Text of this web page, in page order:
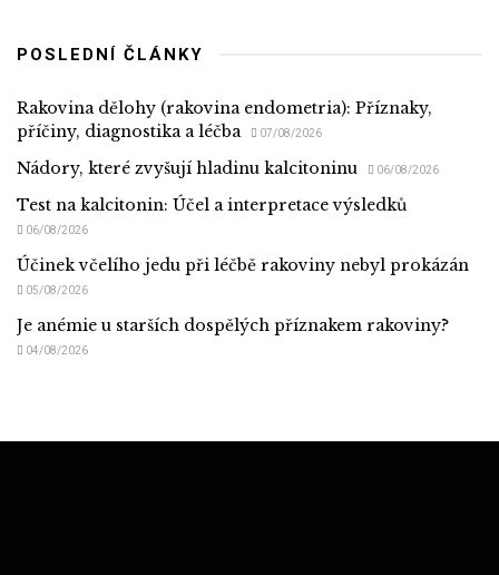
POSLEDNÍ ČLÁNKY
Rakovina dělohy (rakovina endometria): Příznaky,
příčiny, diagnostika a léčba
07/08/2026
Nádory, které zvyšují hladinu kalcitoninu 06/08/2026
Test na kalcitonin: Účel a interpretace výsledků
06/08/2026
Účinek včelího jedu při léčbě rakoviny nebyl prokázán
05/08/2026
Je anémie u starších dospělých příznakem rakoviny?
04/08/2026